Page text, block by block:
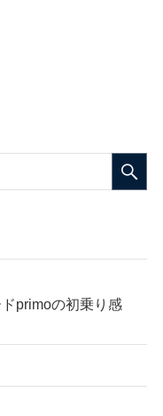
primoの初乗り感